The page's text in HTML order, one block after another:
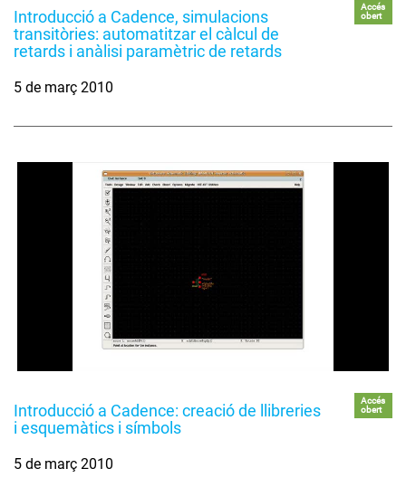
Introducció a Cadence, simulacions
transitòries: automatitzar el càlcul de
retards i anàlisi paramètric de retards
Accés
obert
5 de març 2010
Introducció a Cadence: creació de llibreries
i esquemàtics i símbols
Accés
obert
5 de març 2010